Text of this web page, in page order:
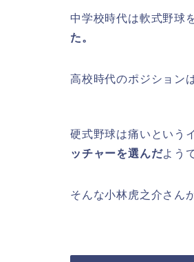
中学校時代は軟式野球
た。
高校時代のポジション
硬式野球は痛いという
ッチャーを選んだよう
そんな小林虎之介さん